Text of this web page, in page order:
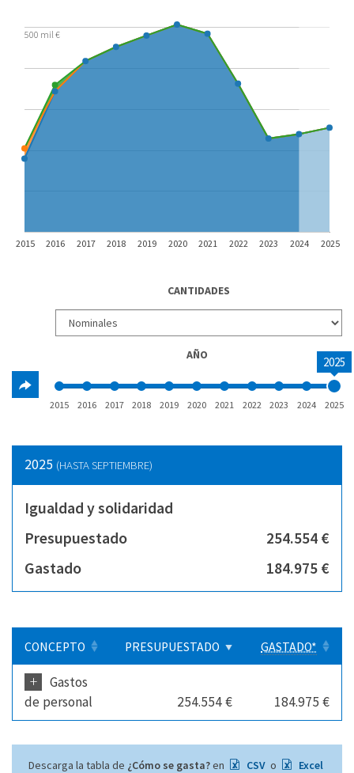
2015 2016 2017 2018 2019 2020 2021 2022 2023 2024 2025
500 mil €
CANTIDADES
AÑO 2025
2015 2016 2017 2018 2019 2020 2021 2022 2023 2024 2025
2025 (HASTA SEPTIEMBRE)
Igualdad y solidaridad
Presupuestado
254.554 €
Gastado
184.975 €
CONCEPTO PRESUPUESTADO GASTADO*
+
Gastos
de personal
254.554 € 184.975 €
Descarga la tabla de ¿Cómo se gasta?en CSV o Excel